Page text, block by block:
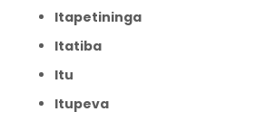
Itapetininga
Itatiba
Itu
Itupeva